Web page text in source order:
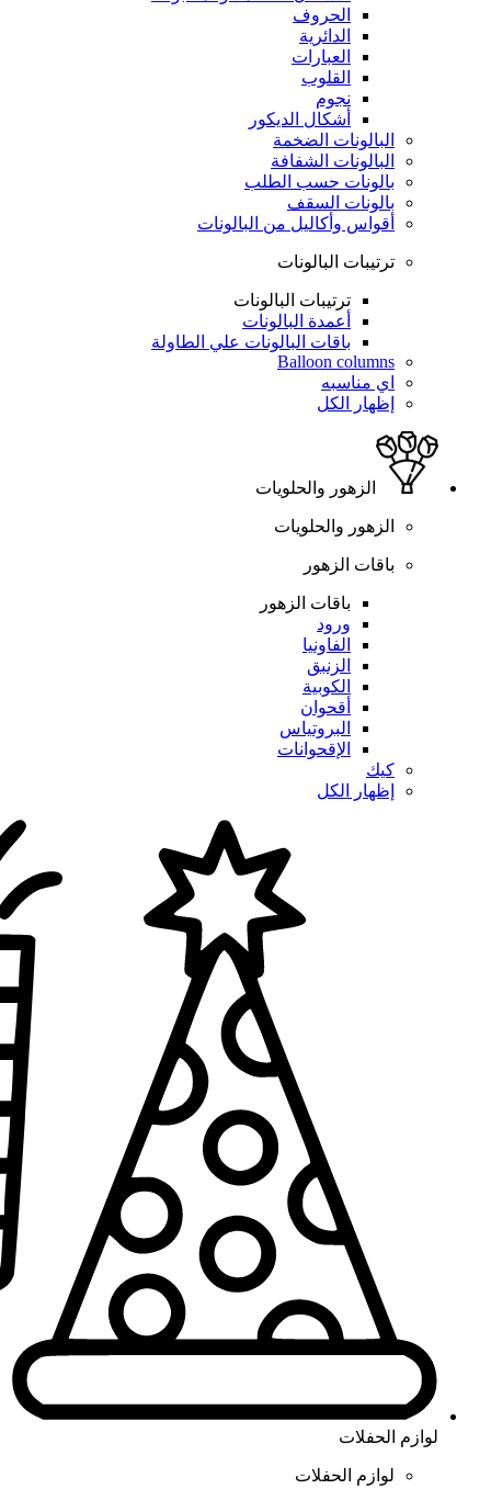
الحروف
الدائرية
العبارات
القلوب
نجوم
أشكال الديكور
البالونات الضخمة
البالونات الشفافة
بالونات حسب الطلب
بالونات السقف
أقواس وأكاليل من البالونات
ترتيبات البالونات
ترتيبات البالونات
أعمدة البالونات
باقات البالونات علي الطاولة
Balloon columns
اي مناسبه
إظهار الكل
الزهور والحلويات
الزهور والحلويات
باقات الزهور
باقات الزهور
ورود
الفاونيا
الزنبق
الكوبية
أقحوان
البروتياس
الإقحوانات
كيك
إظهار الكل
لوازم الحفلات
لوازم الحفلات